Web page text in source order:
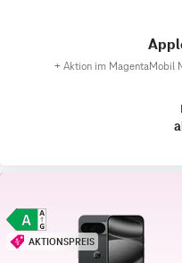
+ Aktion im MagentaMobil
AKTIONSPREIS